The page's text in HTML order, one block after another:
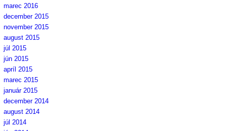
marec 2016
december 2015
november 2015
august 2015
júl 2015
jún 2015
apríl 2015
marec 2015
január 2015
december 2014
august 2014
júl 2014